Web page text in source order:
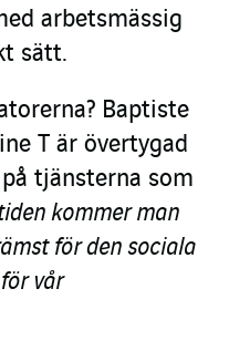
arbetsmässig
sätt.
Baptiste
T är övertygad
tjänsterna som
kommer man
för den sociala
vår